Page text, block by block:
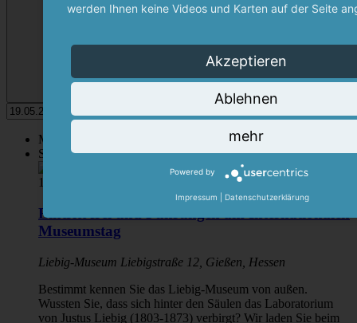
Mai 2024
So.
19. Mai 2024 11:00
Eintritt frei und Führungen am Internationalen
Museumstag
Liebig-Museum Liebigstraße 12, Gießen, Hessen
Bestimmt kennen Sie das Liebig-Museum von außen.
Wussten Sie, dass sich hinter den Säulen das Laboratorium
von Justus Liebig (1803-1873) verbirgt? Wir laden Sie beim
werden Ihnen keine Videos und Karten auf der Seite
Akzeptieren
Ablehnen
mehr
Powered by
Impressum Datenschutzerklärung